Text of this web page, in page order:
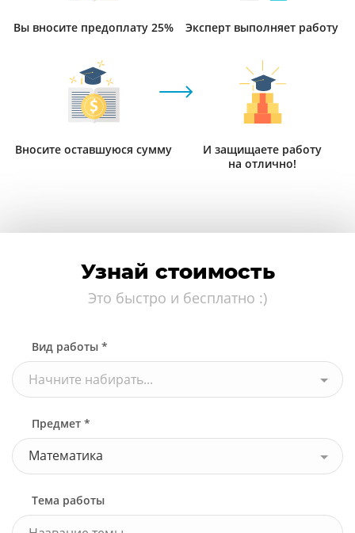
Вы вносите предоплату 25% Эксперт выполняет работу
Вносите оставшуюся сумму
И защищаете работу
на отлично!
Узнай стоимость
Это быстро и бесплатно :)
Вид работы *
Начните набирать...
Предмет *
Математика
Тема работы